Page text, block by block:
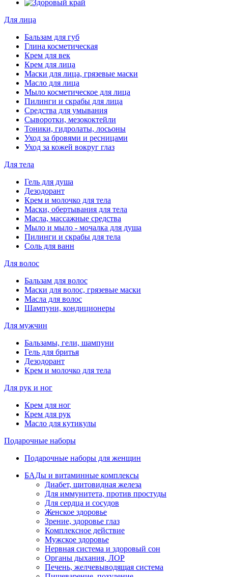
Для лица
Бальзам для губ
Глина косметическая
Крем для век
Крем для лица
Маски для лица, грязевые маски
Масло для лица
Мыло косметическое для лица
Пилинги и скрабы для лица
Средства для умывания
Сыворотки, мезококтейли
Тоники, гидролаты, лосьоны
Уход за бровями и ресницами
Уход за кожей вокруг глаз
Для тела
Гель для душа
Дезодорант
Крем и молочко для тела
Маски, обертывания для тела
Масла, массажные средства
Мыло и мыло - мочалка для душа
Пилинги и скрабы для тела
Соль для ванн
Для волос
Бальзам для волос
Маски для волос, грязевые маски
Масла для волос
Шампуни, кондиционеры
Для мужчин
Бальзамы, гели, шампуни
Гель для бритья
Дезодорант
Крем и молочко для тела
Для рук и ног
Крем для ног
Крем для рук
Масло для кутикулы
Подарочные наборы
Подарочные наборы для женщин
БАДы и витаминные комплексы
Диабет, щитовидная железа
Для иммунитета, против простуды
Для сердца и сосудов
Женское здоровье
Зрение, здоровье глаз
Комплексное действие
Мужское здоровье
Нервная система и здоровый сон
Органы дыхания, ЛОР
Печень, желчевыводящая система